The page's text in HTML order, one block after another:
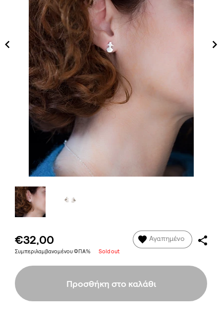
€32,00
Συμπεριλαμβανομένου ΦΠΑ% Sold out
Αγαπημένο
Προσθήκη στο καλάθι